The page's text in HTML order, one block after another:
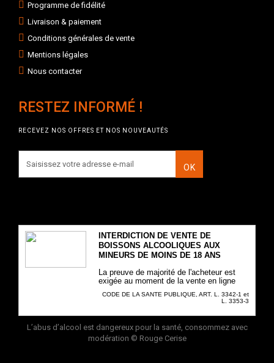
Programme de fidélité
Livraison & paiement
Conditions générales de vente
Mentions légales
Nous contacter
RESTEZ INFORMÉ !
RECEVEZ NOS OFFRES ET NOS NOUVEAUTÉS
OK
INTERDICTION DE VENTE DE
BOISSONS ALCOOLIQUES AUX
MINEURS DE MOINS DE 18 ANS
La preuve de majorité de l'acheteur est
exigée au moment de la vente en ligne
CODE DE LA SANTE PUBLIQUE, ART. L. 3342-1 et
L. 3353-3
L’abus d’alcool est dangereux pour la santé, consommez avec
modération © Rouge Cerise